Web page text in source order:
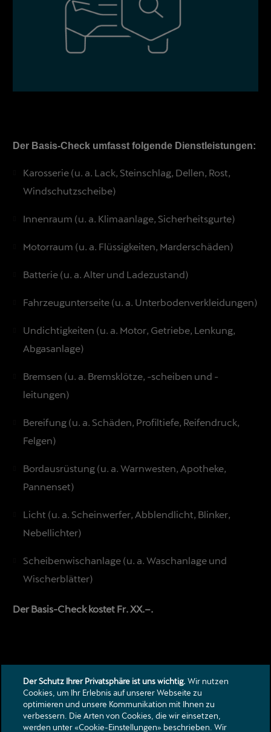
Der Basis-Check umfasst folgende Dienstleistungen:
Karosserie (u. a. Lack, Steinschlag, Dellen, Rost,
Windschutzscheibe)
Innenraum (u. a. Klimaanlage, Sicherheitsgurte)
Motorraum (u. a. Flüssigkeiten, Marderschäden)
Batterie (u. a. Alter und Ladezustand)
Fahrzeugunterseite (u. a. Unterbodenverkleidungen)
Undichtigkeiten (u. a. Motor, Getriebe, Lenkung,
Abgasanlage)
Bremsen (u. a. Bremsklötze, -scheiben und -
leitungen)
Bereifung (u. a. Schäden, Profiltiefe, Reifendruck,
Felgen)
Bordausrüstung (u. a. Warnwesten, Apotheke,
Pannenset)
Licht (u. a. Scheinwerfer, Abblendlicht, Blinker,
Nebellichter)
Scheibenwischanlage (u. a. Waschanlage und
Wischerblätter)
Der Basis-Check kostet Fr. XX.–.
Kontakt
Der Schutz Ihrer Privatsphäre ist uns wichtig. Wir nutzen
Cookies, um Ihr Erlebnis auf unserer Webseite zu
optimieren und unsere Kommunikation mit Ihnen zu
verbessern. Die Arten von Cookies, die wir einsetzen,
werden unter «Cookie-Einstellungen» beschrieben. Wir